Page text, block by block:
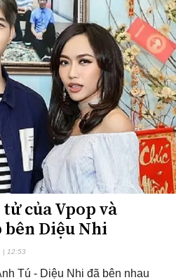
của Vpop và
Diệu Nhi
| 12:53
Tú - Diệu Nhi đã bên nhau